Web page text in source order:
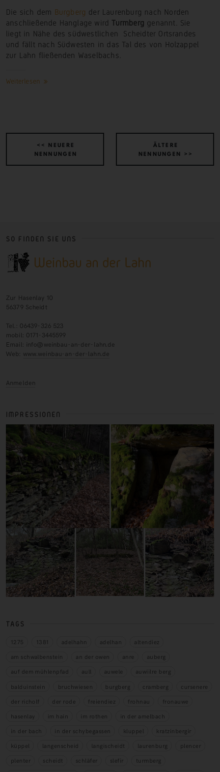
Die sich dem Burgberg der Laurenburg nach Norden
anschließende Hanglage wird Turmberg genannt. Sie
liegt in Nähe des südwestlichen Scheidter Ortsrandes
und fällt nach Südwesten in das Tal des von Holzappel
zur Lahn fließenden Waselbachs.
Weiterlesen
<< NEUERE
NENNUNGEN
ÄLTERE
NENNUNGEN >>
SO FINDEN SIE UNS
Zur Hasenlay 10
56379 Scheidt
Tel.: 06439-326 523
mobil: 0171-3445599
Email: info@weinbau-an-der-lahn.de
Web: www.weinbau-an-der-lahn.de
Anmelden
IMPRESSIONEN
TAGS
1275 1381 adelhahn adelhan
altendiez
am schwalbenstein
an der owen anre
auberg
auf dem mühlenpfad
aull auwele
auwiilre berg
balduinstein
bruchwiesen burgberg cramberg
cursenere
der richolf
der rode freiendiez frohnau
fronauwe
hasenlay
im hain im rothen
in der amelbach
in der bach
in der schybegassen kluppel
kratzinbergir
küppel
langenscheid langischeidt laurenburg
plencer
plenter
scheidt schläfer slefir
turmberg